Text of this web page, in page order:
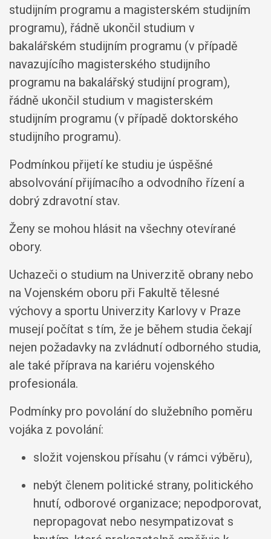
studijním programu a magisterském studijním
programu), řádně ukončil studium v
bakalářském studijním programu (v případě
navazujícího magisterského studijního
programu na bakalářský studijní program),
řádně ukončil studium v magisterském
studijním programu (v případě doktorského
studijního programu).
Podmínkou přijetí ke studiu je úspěšné
absolvování přijímacího a odvodního řízení a
dobrý zdravotní stav.
Ženy se mohou hlásit na všechny otevírané
obory.
Uchazeči o studium na Univerzitě obrany nebo
na Vojenském oboru při Fakultě tělesné
výchovy a sportu Univerzity Karlovy v Praze
musejí počítat s tím, že je během studia čekají
nejen požadavky na zvládnutí odborného studia,
ale také příprava na kariéru vojenského
profesionála.
Podmínky pro povolání do služebního poměru
vojáka z povolání:
složit vojenskou přísahu (v rámci výběru),
nebýt členem politické strany, politického
hnutí, odborové organizace; nepodporovat,
nepropagovat nebo nesympatizovat s